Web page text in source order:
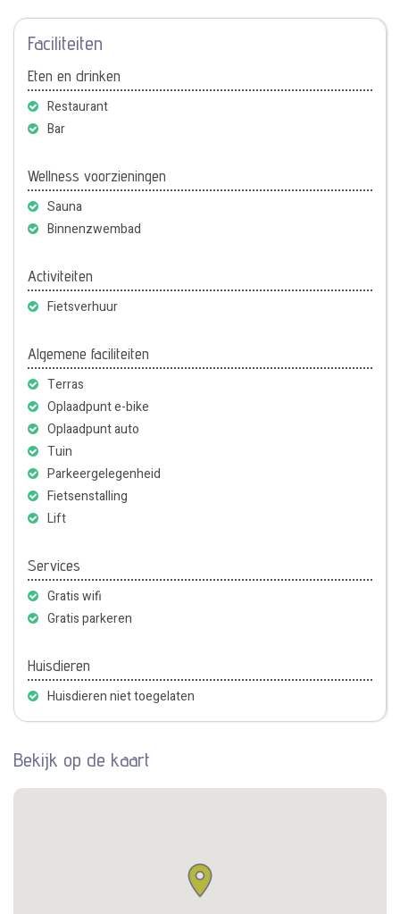
Faciliteiten
Eten en drinken
Restaurant
Bar
Wellness voorzieningen
Sauna
Binnenzwembad
Activiteiten
Fietsverhuur
Algemene faciliteiten
Terras
Oplaadpunt e-bike
Oplaadpunt auto
Tuin
Parkeergelegenheid
Fietsenstalling
Lift
Services
Gratis wifi
Gratis parkeren
Huisdieren
Huisdieren niet toegelaten
Bekijk op de kaart